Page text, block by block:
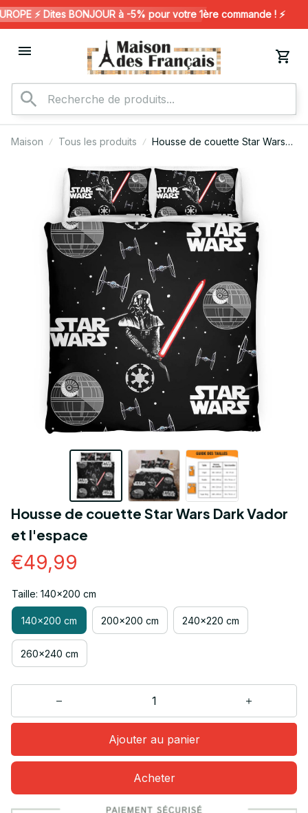
⚡️ Dites BONJOUR à -5% pour votre 1ère commande ! ⚡️
Maison Tous les produits
Housse de couette Star Wars
Housse de couette Star Wars Dark Vador
et l'espace
€49,99
Taille: 140x200 cm
140x200 cm 200x200 cm 240x220 cm
260x240 cm
Ajouter au panier
Acheter